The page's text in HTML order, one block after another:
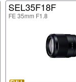
SEL35F18F
FE 35mm F1.8